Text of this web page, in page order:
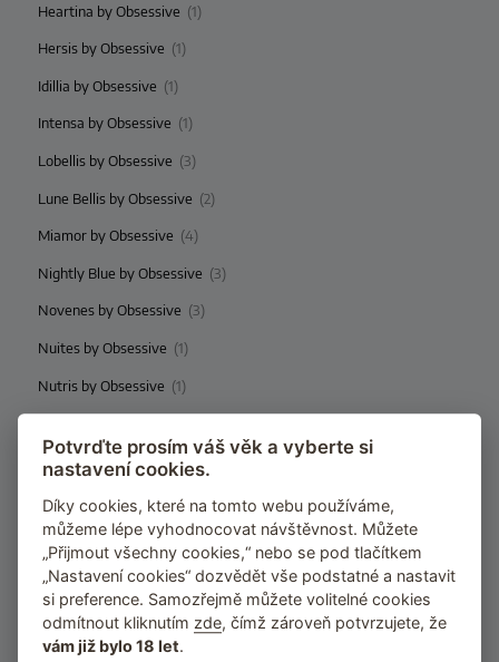
Heartina by Obsessive (1)
Hersis by Obsessive (1)
Idillia by Obsessive (1)
Intensa by Obsessive (1)
Lobellis by Obsessive (3)
Lune Bellis by Obsessive (2)
Miamor by Obsessive (4)
Nightly Blue by Obsessive (3)
Novenes by Obsessive (3)
Nuites by Obsessive (1)
Nutris by Obsessive (1)
Perisia by Obsessive(2)
Premisis by Obsessive
Secred by Obsessive(1)
Slevika by Obsessive(1)
Trinise by Obsessive(1)
Potvrďte prosím váš věk a vyberte si
nastavení cookies.
Díky cookies, které na tomto webu používáme,
můžeme lépe vyhodnocovat návštěvnost. Můžete
„Přijmout všechny cookies,“ nebo se pod tlačítkem
„Nastavení cookies“ dozvědět vše podstatné a nastavit
si preference. Samozřejmě můžete volitelné cookies
odmítnout kliknutím zde, čímž zároveň potvrzujete, že
vám již bylo 18 let.